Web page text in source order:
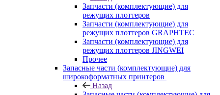
Запчасти (комплектующие) для
режущих плоттеров
Запчасти (комплектующие) для
режущих плоттеров GRAPHTEC
Запчасти (комплектующие) для
режущих плоттеров JINGWEI
Прочее
Запасные части (комплектующие) для
широкоформатных принтеров
Назад